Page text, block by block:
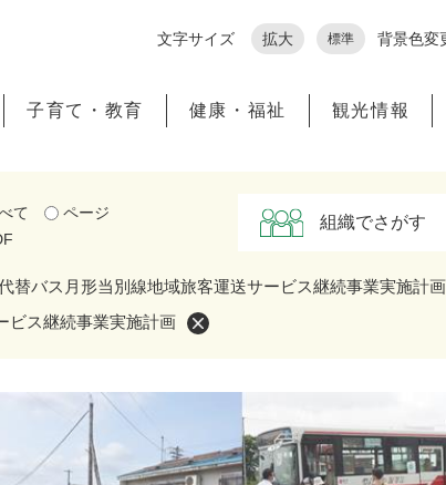
文字サイズ
拡大 標準 背景色変
子育て・教育 健康・福祉 観光情報
て
ページ
組織でさがす
替バス月形当別線地域旅客運送サービス継続事業実施計画
ビス継続事業実施計画